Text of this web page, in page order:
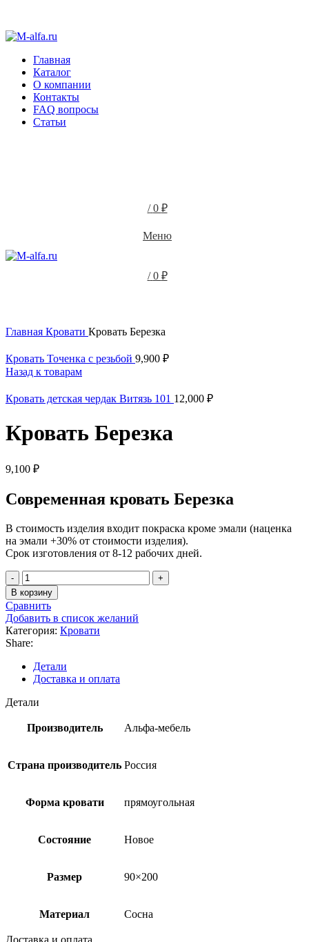
Главная
Каталог
О компании
Контакты
FAQ вопросы
Статьи
/ 0 ₽
Меню
/ 0 ₽
Главная Кровати Кровать Березка
Кровать Точенка с резьбой 9,900 ₽
Назад к товарам
Кровать детская чердак Витязь 101 12,000 ₽
Кровать Березка
9,100 ₽
Современная кровать Березка
В стоимость изделия входит покраска кроме эмали (наценка
на эмали +30% от стоимости изделия).
Срок изготовления от 8-12 рабочих дней.
В корзину
Сравнить
Добавить в список желаний
Категория: Кровати
Share:
Детали
Доставка и оплата
Детали
Производитель Альфа-мебель
Страна производитель Россия
Форма кровати прямоугольная
Состояние Новое
Размер 90×200
Материал Сосна
Доставка и оплата